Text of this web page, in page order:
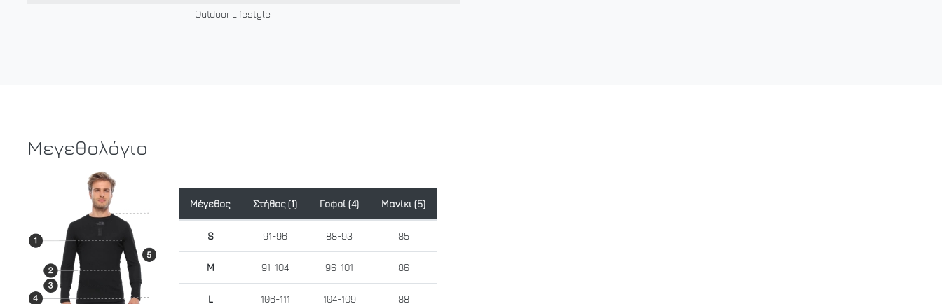
Outdoor Lifestyle
Μεγεθολόγιο
Μέγεθος Στήθος (1) Γοφοί (4) Μανίκι (5)
S 91-96 88-93 85
M 91-104 96-101 86
L 106-111 104-109 88